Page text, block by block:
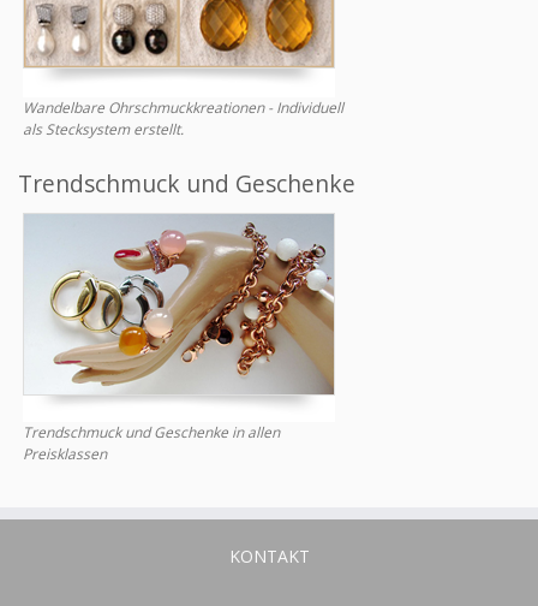
Wandelbare Ohrschmuckkreationen - Individuell
als Stecksystem erstellt.
Trendschmuck und Geschenke
Trendschmuck und Geschenke in allen
Preisklassen
KONTAKT